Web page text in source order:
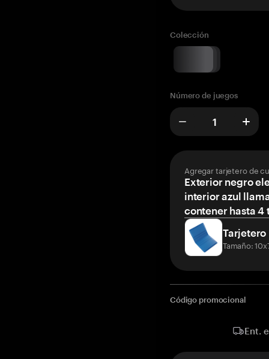
Colección
Número de juegos
Agregar tarjetero de
Exterior negro
interior azul
contener hasta 4
Tarjetero
Tamaño:
Código promocional
Ent.